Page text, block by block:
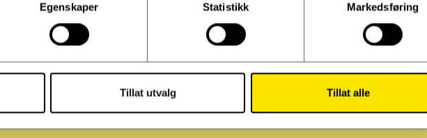
Egenskaper Statistikk Markedsføring
Tillat utvalg Tillat alle
Anmeldelser fra 2022
Givende, men også